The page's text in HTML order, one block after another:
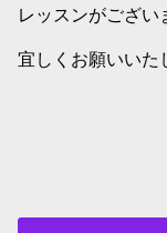
レッスンがござい
宜しくお願いいた